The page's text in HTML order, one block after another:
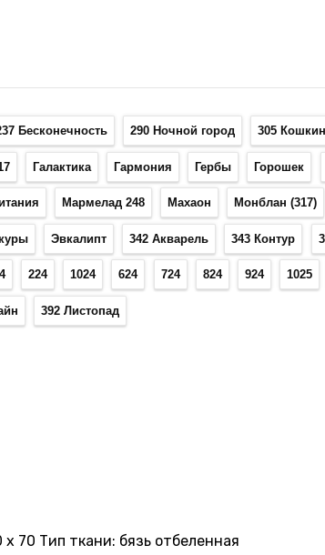
Бесконечность 290 Ночной город 305
Галактика Гармония Гербы Горошек
Мармелад 248 Махаон Монблан (317)
Эвкалипт 342 Акварель 343 Контур
224 1024 624 724 824 924 1025
392 Листопад
70 Тип ткани: бязь отбеленная